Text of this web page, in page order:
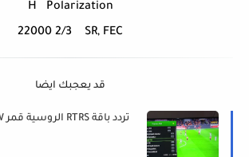
Polarization
H
SR, FEC
22000 2/3
قد يعجبك ايضا
تردد باقة RTRS الروسية قمر Express 14°W